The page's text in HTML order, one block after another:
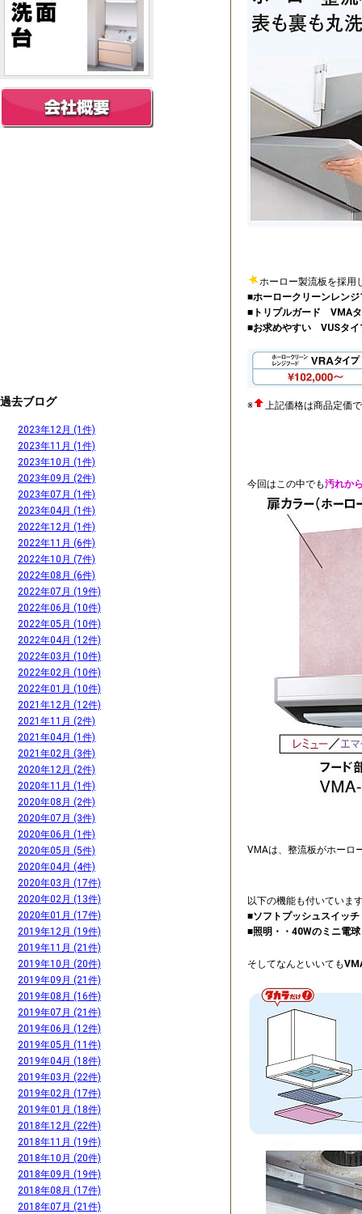
ホーロー製流板を採用
■ホーロークリーンレン
■トリプルガード VMA
■お求めやすい VUSタイ
※ 上記価格は商品定価
今回はこの中でも汚れか
VMAは、整流板がホーロ
以下の機能も付いていま
■ソフトプッシュスイッ
■照明・・40Wのミニ電球
そしてなんといいても
過去ブログ
2023年12月 (1件)
2023年11月 (1件)
2023年10月 (1件)
2023年09月 (2件)
2023年07月 (1件)
2023年04月 (1件)
2022年12月 (1件)
2022年11月 (6件)
2022年10月 (7件)
2022年08月 (6件)
2022年07月 (19件)
2022年06月 (10件)
2022年05月 (10件)
2022年04月 (12件)
2022年03月 (10件)
2022年02月 (10件)
2022年01月 (10件)
2021年12月 (12件)
2021年11月 (2件)
2021年04月 (1件)
2021年02月 (3件)
2020年12月 (2件)
2020年11月 (1件)
2020年08月 (2件)
2020年07月 (3件)
2020年06月 (1件)
2020年05月 (5件)
2020年04月 (4件)
2020年03月 (17件)
2020年02月 (13件)
2020年01月 (17件)
2019年12月 (19件)
2019年11月 (21件)
2019年10月 (20件)
2019年09月 (21件)
2019年08月 (16件)
2019年07月 (21件)
2019年06月 (12件)
2019年05月 (11件)
2019年04月 (18件)
2019年03月 (22件)
2019年02月 (17件)
2019年01月 (18件)
2018年12月 (22件)
2018年11月 (19件)
2018年10月 (20件)
2018年09月 (19件)
2018年08月 (17件)
2018年07月 (21件)